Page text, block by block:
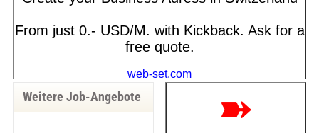
Weitere Job-Angebote